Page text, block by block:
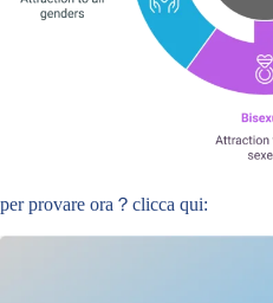
per provare ora？clicca qui: